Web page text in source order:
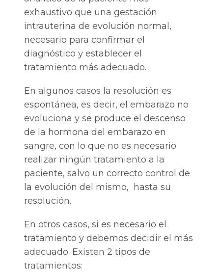
exhaustivo que una gestación
intrauterina de evolución normal,
necesario para confirmar el
diagnóstico y establecer el
tratamiento más adecuado.
En algunos casos la resolución es
espontánea, es decir, el embarazo no
evoluciona y se produce el descenso
de la hormona del embarazo en
sangre, con lo que no es necesario
realizar ningún tratamiento a la
paciente, salvo un correcto control de
la evolución del mismo, hasta su
resolución.
En otros casos, si es necesario el
tratamiento y debemos decidir el más
adecuado. Existen 2 tipos de
tratamientos: